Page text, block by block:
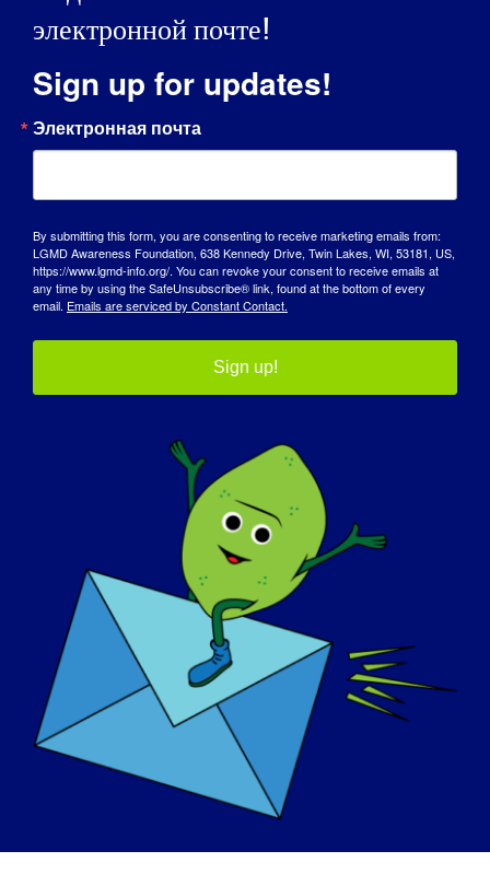
организации и создание сайта с реестром.
ОРГАНИЗАЦИИ:
Мы налаживаем большие связи в этой области и
когда клинические испытания будут готовы к
КАК ЛЮДИ МОГУТ ПРИНЯТЬ УЧАСТИЕ В
ПОДДЕРЖКЕ ВАШЕЙ
На нашем сайте будет размещена информация
для связи с нами и, в конечном счете, для
налогов, которые нам понадобятся для
поддержания связи с информацией на
мероприятиях и конференциях.
КАК ЛУЧШЕ ВСЕГО СВЯЗАТЬСЯ С ВАШЕЙ
ОРГАНИЗАЦИЕЙ:
На нашем сайте есть наша электронная почта и
номер телефона. Пожалуйста, свяжитесь с нами
в любое время. Вы также всегда можете
отправить нам сообщение через Facebook или
Twitter.
ЕСТЬ ЛИ ЕЩЕ ЧТО-НИБУДЬ, ЧТО ВЫ ХОТЕЛИ
электронной почте!
Sign up for updates!
Электронная почта
By submitting this form, you are consenting to receive marketing emails from:
LGMD Awareness Foundation, 638 Kennedy Drive, Twin Lakes, WI, 53181, US,
https://www.lgmd-info.org/. You can revoke your consent to receive emails at
any time by using the SafeUnsubscribe® link, found at the bottom of every
email. Emails are serviced by Constant Contact.
Sign up!